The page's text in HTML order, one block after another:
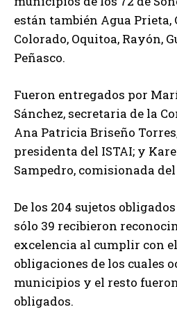
están también Agua Prieta,
Colorado, ⁠Oquitoa, ⁠Rayón,
Peñasco.
Fueron entregados por
Sánchez, secretaria de la
Ana Patricia Briseño
presidenta del ISTAI; y
Sampedro, comisionada
De los 204 sujetos
sólo 39 recibieron
excelencia al cumplir con
obligaciones de los cuales
municipios y el resto
obligados.